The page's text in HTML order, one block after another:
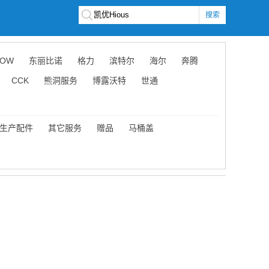
搜索
东丽比诺 格力 滨特尔 海尔 奔腾
CCK 熊洞服务 博露沃特 世通
生产配件 其它服务 赠品 马桶盖